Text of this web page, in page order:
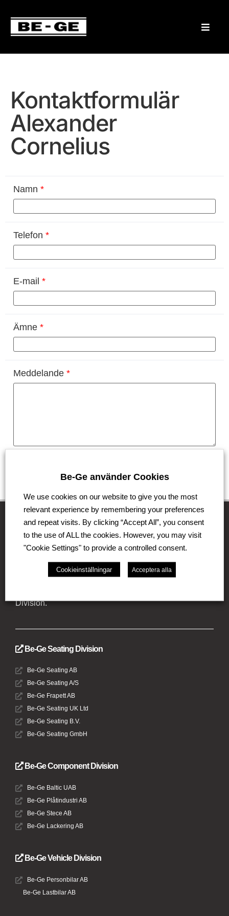
Kontaktformulär
Alexander
Cornelius
Namn *
Telefon *
E-mail *
Ämne *
Meddelande *
Be-Ge Koncernen
Be-Ge Koncernen är en familjeägd företagsgrupp med
verksamhet i Sverige, Danmark, Storbritannien,
Litauen, Nederländerna och Tyskland. Koncernen
Division.
Be-Ge Seating Division
Be-Ge Seating AB
Be-Ge Seating A/S
Be-Ge Frapett AB
Be-Ge Seating UK Ltd
Be-Ge Seating B.V.
Be-Ge Seating GmbH
Be-Ge Component Division
Be-Ge Baltic UAB
Be-Ge Plåtindustri AB
Be-Ge Stece AB
Be-Ge Lackering AB
Be-Ge Vehicle Division
Be-Ge Personbilar AB
Be-Ge Lastbilar AB
Be-Ge använder Cookies
We use cookies on our website to give you the most
relevant experience by remembering your preferences
and repeat visits. By clicking “Accept All”, you consent
to the use of ALL the cookies. However, you may visit
"Cookie Settings" to provide a controlled consent.
Cookieinställningar Acceptera alla